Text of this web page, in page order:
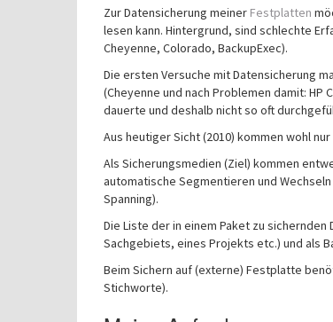
Zur Datensicherung meiner Festplatten
lesen kann. Hintergrund, sind schlechte
Cheyenne, Colorado, BackupExec).
Die ersten Versuche mit Datensicherung
(Cheyenne und nach Problemen damit:
dauerte und deshalb nicht so oft
Aus heutiger Sicht (2010) kommen wohl nur
Als Sicherungsmedien (Ziel) kommen
automatische Segmentieren und
Spanning).
Die Liste der in einem Paket zu
Sachgebiets, eines Projekts etc.) und als
Beim Sichern auf (externe) Festplatte
Stichworte).